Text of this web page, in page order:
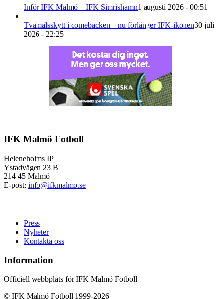
Inför IFK Malmö – IFK Simrishamn1 augusti 2026 - 00:51
Tvåmålsskytt i comebacken – nu förlänger IFK-ikonen30 juli
2026 - 22:25
IFK Malmö Fotboll
Heleneholms IP
Ystadvägen 23 B
214 45 Malmö
E-post: info@ifkmalmo.se
Press
Nyheter
Kontakta oss
Information
Officiell webbplats för IFK Malmö Fotboll
© IFK Malmö Fotboll 1999-2026